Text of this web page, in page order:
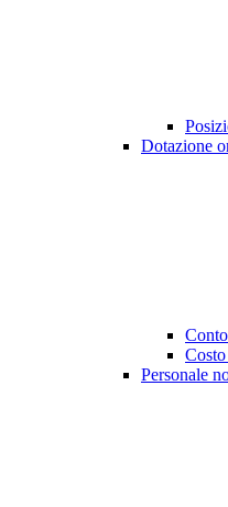
Dotazione
Personale